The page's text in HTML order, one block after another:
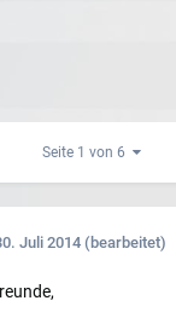
Seite 1 von 6
Juli 2014 (bearbeitet)